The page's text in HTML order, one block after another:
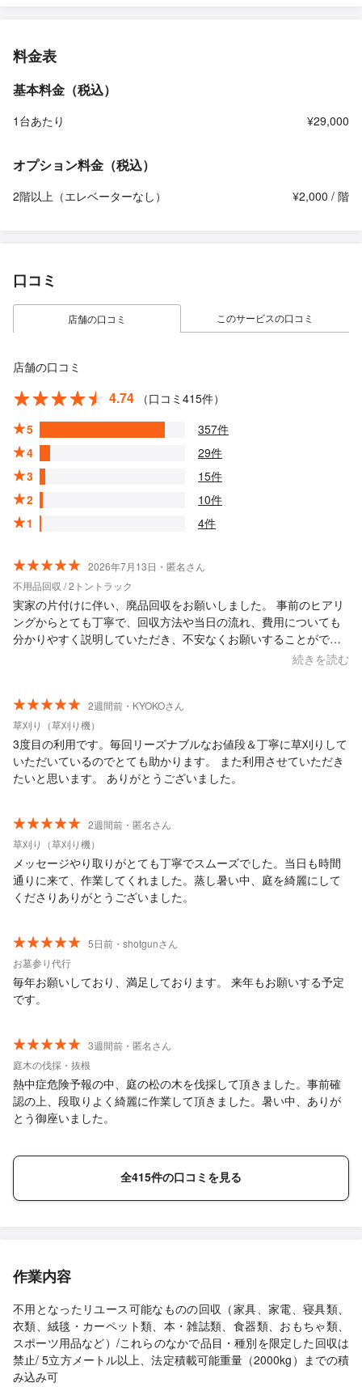
料金表
基本料金（税込）
1台あたり ¥29,000
オプション料金（税込）
2階以上（エレベーターなし） ¥2,000 / 階
口コミ
店舗の口コミ このサービスの口コミ
店舗の口コミ
4.74
（口コミ415件）
5
357件
4
29件
3
15件
2
10件
1
4件
2026年7月13日・匿名さん
不用品回収 / 2トントラック
実家の片付けに伴い、廃品回収をお願いしました。 事前のヒアリ
ングからとても丁寧で、回収方法や当日の流れ、費用についても
分かりやすく説明していただき、不安なくお願いすることができ
ます。 2往復でも乗り切れぬ量でしたがその後の対応についても
アドバイス頂けなんとか乗りきれました。 ベテランの方で物腰も
柔らかくとても心強かったです。終始丁寧で誠実な対応をしてく
ださり、安心してお任せできる業者さんだと感じました。 今回は
急なお願いにもかかわらず、最後まで親切に対応していただき、
続きを読む
2週間前・KYOKOさん
草刈り（草刈り機）
3度目の利用です。毎回リーズナブルなお値段＆丁寧に草刈りして
いただいているのでとても助かります。 また利用させていただき
たいと思います。 ありがとうございました。
2週間前・匿名さん
草刈り（草刈り機）
メッセージやり取りがとても丁寧でスムーズでした。当日も時間
通りに来て、作業してくれました。蒸し暑い中、庭を綺麗にして
くださりありがとうございました。
5日前・shotgunさん
お墓参り代行
毎年お願いしており、満足しております。 来年もお願いする予定
です。
3週間前・匿名さん
庭木の伐採・抜根
熱中症危険予報の中、庭の松の木を伐採して頂きました。事前確
認の上、段取りよく綺麗に作業して頂きました。暑い中、ありが
とう御座いました。
全415件の口コミを見る
作業内容
不用となったリユース可能なものの回収（家具、家電、寝具類、
衣類、絨毯・カーペット類、本・雑誌類、食器類、おもちゃ類、
スポーツ用品など）/これらのなかで品目・種別を限定した回収は
禁止/ 5立方メートル以上、法定積載可能重量（2000kg）までの積
み込み可